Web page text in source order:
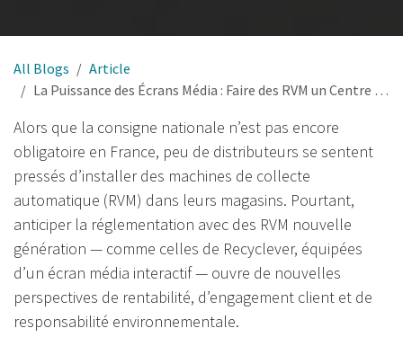
All Blogs
Article
La Puissance des Écrans Média : Faire des RVM un Centre de Profit et d’Engagement dans la Consigne Française
Alors que la consigne nationale n’est pas encore
obligatoire en France, peu de distributeurs se sentent
pressés d’installer des machines de collecte
automatique (RVM) dans leurs magasins. Pourtant,
anticiper la réglementation avec des RVM nouvelle
génération — comme celles de Recyclever, équipées
d’un écran média interactif — ouvre de nouvelles
perspectives de rentabilité, d’engagement client et de
responsabilité environnementale.